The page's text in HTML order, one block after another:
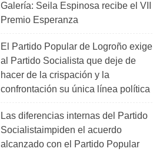
Galería: Seila Espinosa recibe el VII
Premio Esperanza
El Partido Popular de Logroño exige
al Partido Socialista que deje de
hacer de la crispación y la
confrontación su única línea política
Las diferencias internas del Partido
Socialistaimpiden el acuerdo
alcanzado con el Partido Popular